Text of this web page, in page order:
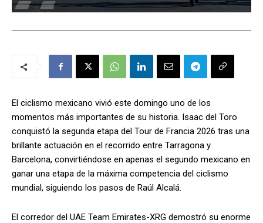
El ciclismo mexicano vivió este domingo uno de los
momentos más importantes de su historia. Isaac del Toro
conquistó la segunda etapa del Tour de Francia 2026 tras una
brillante actuación en el recorrido entre Tarragona y
Barcelona, convirtiéndose en apenas el segundo mexicano en
ganar una etapa de la máxima competencia del ciclismo
mundial, siguiendo los pasos de Raúl Alcalá.
El corredor del UAE Team Emirates-XRG demostró su enorme